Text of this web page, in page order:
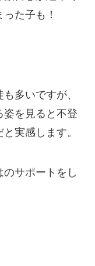
た子も！
多いですが、
姿を見ると不登
実感します。
サポートをし